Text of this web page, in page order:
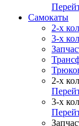
Самокаты
2-х
3-х
2-х
3-х